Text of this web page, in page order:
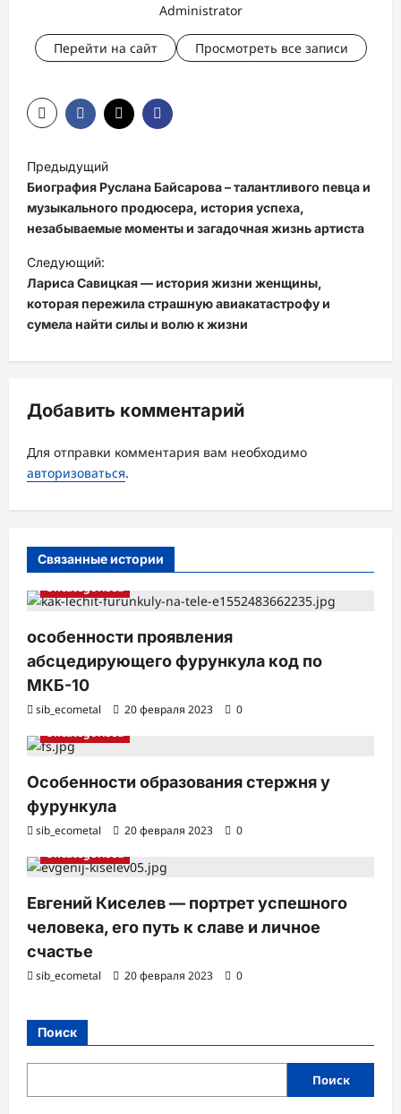
Administrator
Перейти на сайт Просмотреть все записи
а
в
и
г
а
ц
з
п
и
с
и
Предыдущий
Биография Руслана Байсарова – талантливого певца и
музыкального продюсера, история успеха,
незабываемые моменты и загадочная жизнь артиста
Следующий:
Лариса Савицкая — история жизни женщины,
которая пережила страшную авиакатастрофу и
сумела найти силы и волю к жизни
Добавить комментарий
Для отправки комментария вам необходимо
авторизоваться.
Связанные истории
Uncategorised
особенности проявления
абсцедирующего фурункула код по
МКБ-10
sib_ecometal 20 февраля 2023
0
Uncategorised
Особенности образования стержня у
фурункула
sib_ecometal 20 февраля 2023
0
Uncategorised
Евгений Киселев — портрет успешного
человека, его путь к славе и личное
счастье
sib_ecometal 20 февраля 2023 0
Поиск
Поиск